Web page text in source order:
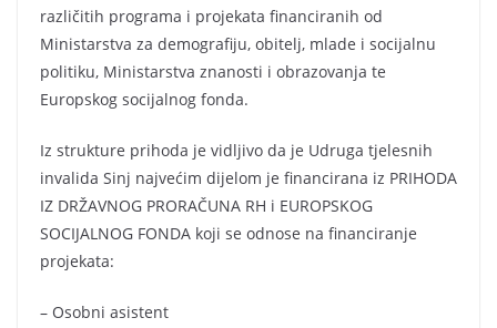
različitih programa i projekata financiranih od
Ministarstva za demografiju, obitelj, mlade i socijalnu
politiku, Ministarstva znanosti i obrazovanja te
Europskog socijalnog fonda.
Iz strukture prihoda je vidljivo da je Udruga tjelesnih
invalida Sinj najvećim dijelom je financirana iz PRIHODA
IZ DRŽAVNOG PRORAČUNA RH i EUROPSKOG
SOCIJALNOG FONDA koji se odnose na financiranje
projekata:
– Osobni asistent